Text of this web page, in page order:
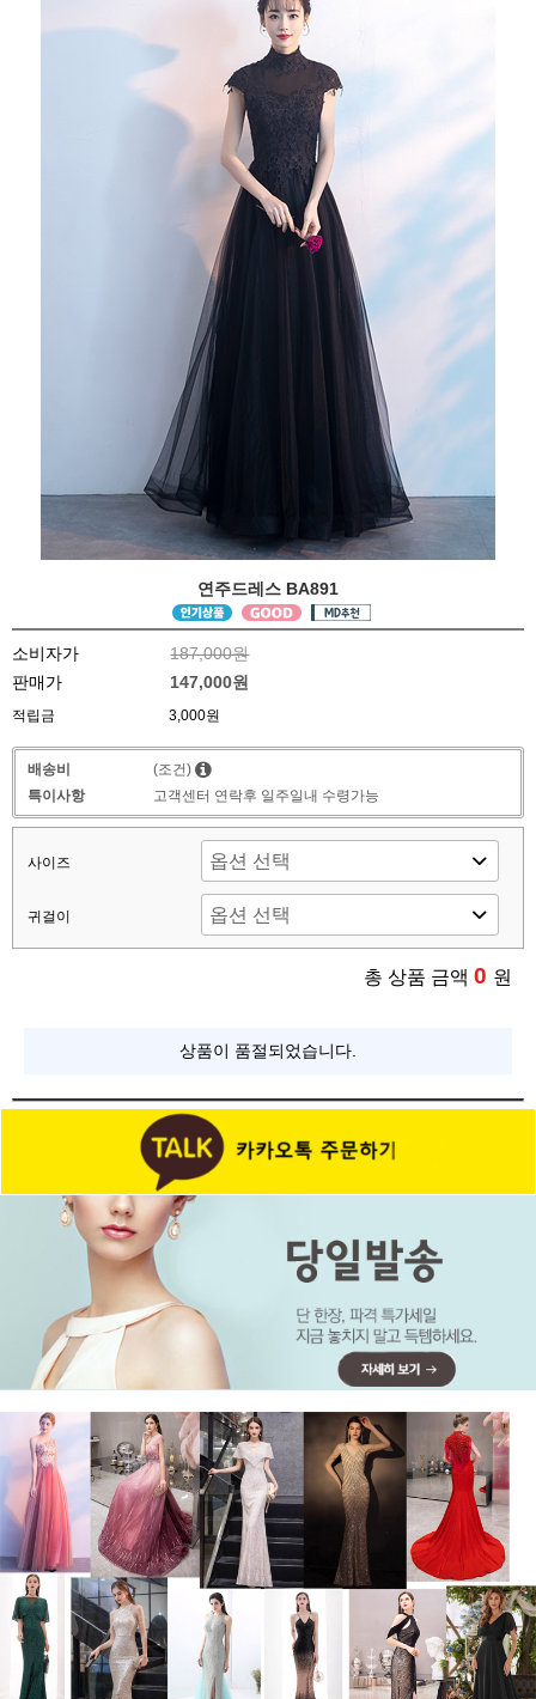
연주드레스 BA891
소비자가
187,000원
판매가
147,000원
적립금 3,000원
배송비
(조건)
특이사항
고객센터 연락후 일주일내 수령가능
사이즈
귀걸이
총 상품 금액 0 원
상품이 품절되었습니다.